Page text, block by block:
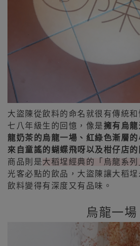
大盜陳從飲料的命名就很有傳統
七八年級生的回憶，像是擁有烏
龍奶茶的烏龍一場、紅綠色漸層的
來自童謠的蝴蝶飛呀以及柑仔店的
商品則是大稻埕經典的「烏龍系列
光客必點的飲品，大盜陳讓大稻
飲料變得有深度又有品味。
烏龍一場